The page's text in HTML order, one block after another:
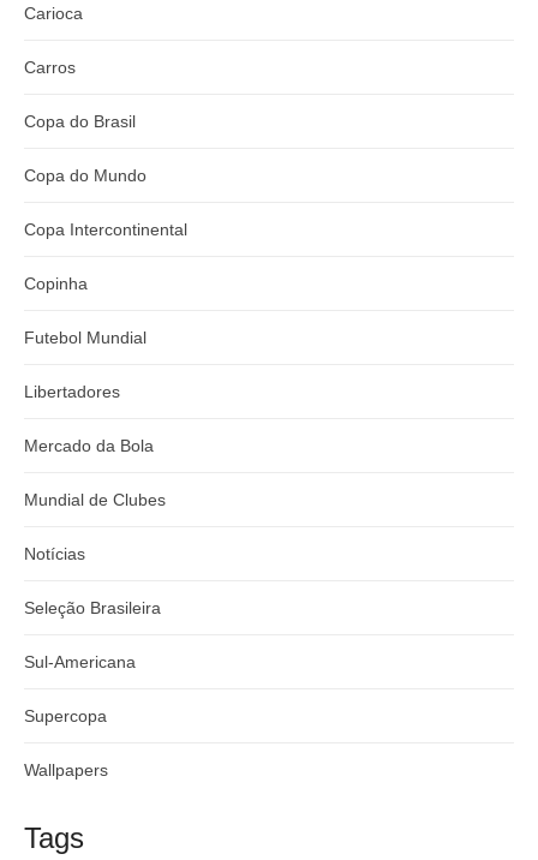
Carioca
Carros
Copa do Brasil
Copa do Mundo
Copa Intercontinental
Copinha
Futebol Mundial
Libertadores
Mercado da Bola
Mundial de Clubes
Notícias
Seleção Brasileira
Sul-Americana
Supercopa
Wallpapers
Tags